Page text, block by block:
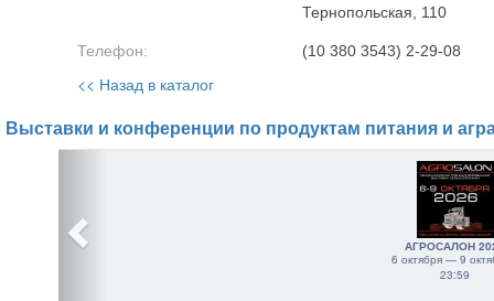
Тернопольская, 110
Телефон: (10 380 3543) 2-29-08
<< Назад в каталог
Выставки и конференции по продуктам питания и
АГРОСАЛОН
6 октября — 9
23:59